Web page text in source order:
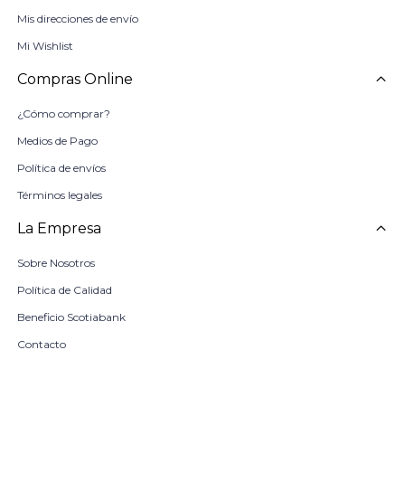
Mis direcciones de envío
Mi Wishlist
Compras Online
¿Cómo comprar?
Medios de Pago
Política de envíos
Términos legales
La Empresa
Sobre Nosotros
Política de Calidad
Beneficio Scotiabank
Contacto